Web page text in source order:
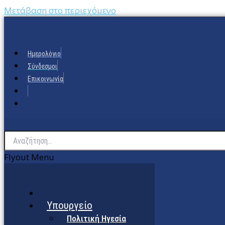
Μετάβαση στο περιεχόμενο
Ημερολόγιο
Σύνδεσμοι
Επικοινωνία
Flyout Menu
Υπουργείο
Πολιτική Ηγεσία